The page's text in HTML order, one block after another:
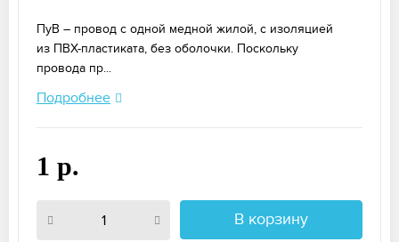
ПуВ – провод с одной медной жилой, с изоляцией
из ПВХ-пластиката, без оболочки. Поскольку
провода пр...
Подробнее
1 р.
В корзину